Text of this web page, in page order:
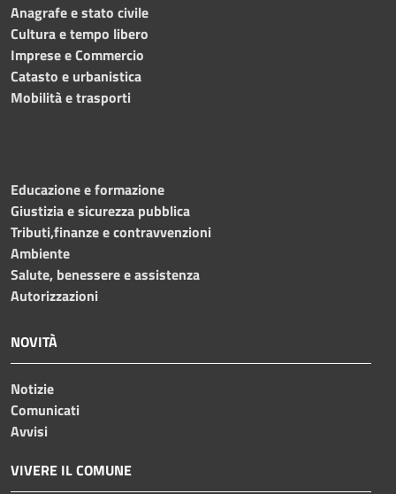
Anagrafe e stato civile
Cultura e tempo libero
Imprese e Commercio
Catasto e urbanistica
Mobilità e trasporti
Educazione e formazione
Giustizia e sicurezza pubblica
Tributi,finanze e contravvenzioni
Ambiente
Salute, benessere e assistenza
Autorizzazioni
NOVITÀ
Notizie
Comunicati
Avvisi
VIVERE IL COMUNE